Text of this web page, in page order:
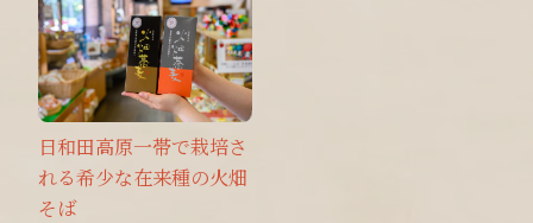
日和田高原一帯で栽培さ
れる希少な在来種の火畑
そば